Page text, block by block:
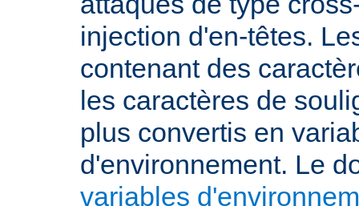
injection d'en-têtes.
contenant des
les caractères de
plus convertis en
d'environnement. Le
variables